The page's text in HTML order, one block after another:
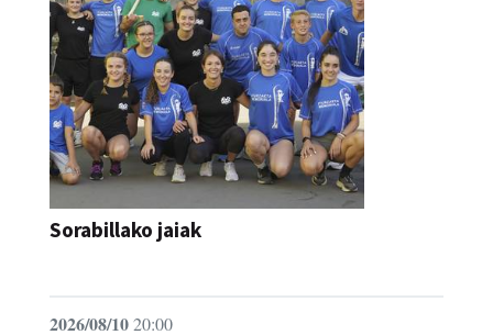
Sorabillako jaiak
2026/08/1020:00